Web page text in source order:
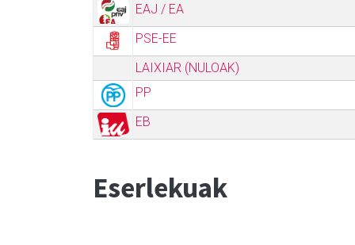
EAJ / EA
PSE-EE
LAIXIAR (NULOAK)
PP
EB
Eserlekuak